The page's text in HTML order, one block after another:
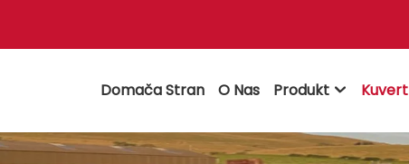
Domača Stran O Nas Produkt  Kuvert